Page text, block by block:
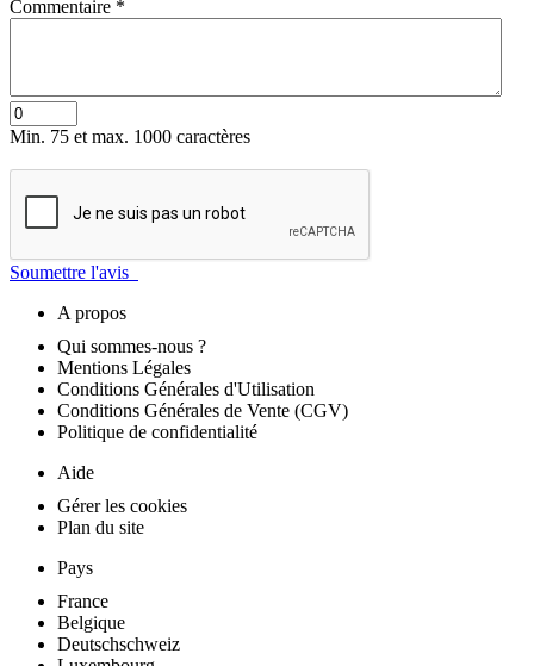
Commentaire *
Min. 75 et max. 1000 caractères
Soumettre l'avis
A propos
Qui sommes-nous ?
Mentions Légales
Conditions Générales d'Utilisation
Conditions Générales de Vente (CGV)
Politique de confidentialité
Aide
Gérer les cookies
Plan du site
Pays
France
Belgique
Deutschschweiz